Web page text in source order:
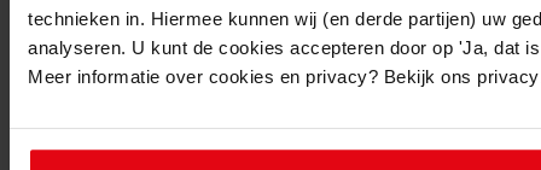
technieken in. Hiermee kunnen wij (en derde partijen) uw
analyseren. U kunt de cookies accepteren door op 'Ja, dat
Meer informatie over cookies en privacy? Bekijk ons
duurzaam webadres